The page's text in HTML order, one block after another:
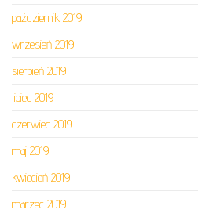
październik 2019
wrzesień 2019
sierpień 2019
lipiec 2019
czerwiec 2019
maj 2019
kwiecień 2019
marzec 2019